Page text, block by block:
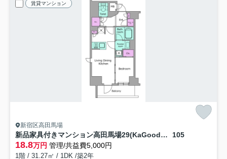
賃貸マンション
新宿区高田馬場
新品家具付きマンション高田馬場29(KaGood東京) 105
18.8万円 管理/共益費5,000円
1階 / 31.27㎡ / 1DK /築2年